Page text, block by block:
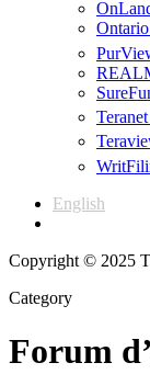
English
Copyright © 2025
Category
Forum